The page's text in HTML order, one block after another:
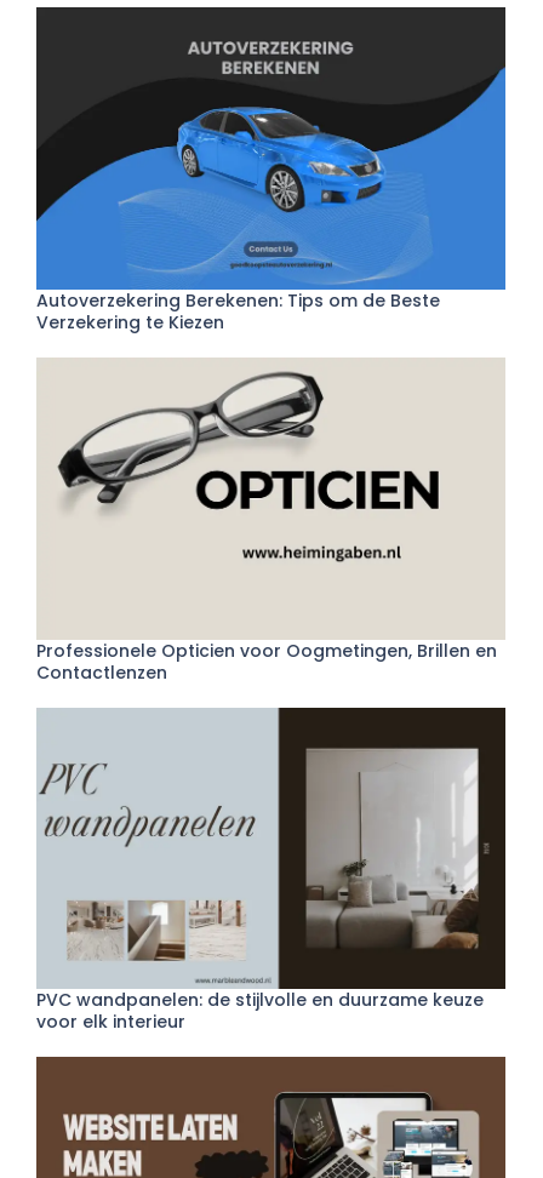
Autoverzekering Berekenen: Tips om de Beste
Verzekering te Kiezen
Professionele Opticien voor Oogmetingen, Brillen en
Contactlenzen
PVC wandpanelen: de stijlvolle en duurzame keuze
voor elk interieur